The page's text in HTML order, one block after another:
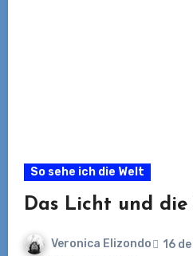
So sehe ich die Welt
Das Licht und
Veronica Elizondo
16